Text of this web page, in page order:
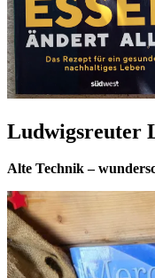
Ludwigsreuter
Alte Technik –